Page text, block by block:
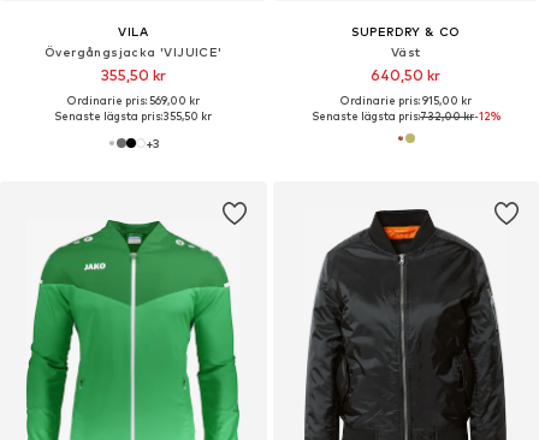
VILA
Övergångsjacka 'VIJUICE'
355,50 kr
Ordinarie pris: 569,00 kr
Senaste lägsta pris:355,50 kr
+3
SUPERDRY & CO
Väst
640,50 kr
Ordinarie pris: 915,00 kr
Senaste lägsta pris:732,00 kr-12%